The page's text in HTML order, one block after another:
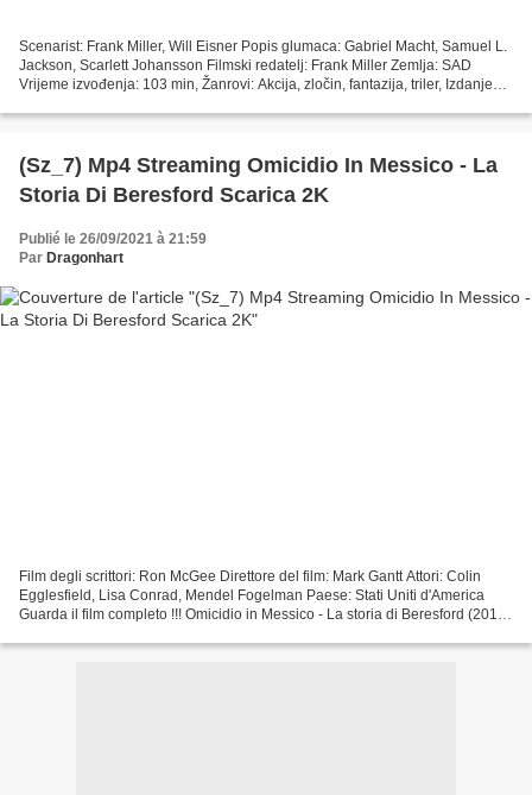
Scenarist: Frank Miller, Will Eisner Popis glumaca: Gabriel Macht, Samuel L.
Jackson, Scarlett Johansson Filmski redatelj: Frank Miller Zemlja: SAD
Vrijeme izvođenja: 103 min, Žanrovi: Akcija, zločin, fantazija, triler, Izdanje
(Sz_7) Mp4 Streaming Omicidio In Messico - La
Storia Di Beresford Scarica 2K
Publié le 26/09/2021 à 21:59
Par Dragonhart
Film degli scrittori: Ron McGee Direttore del film: Mark Gantt Attori: Colin
Egglesfield, Lisa Conrad, Mendel Fogelman Paese: Stati Uniti d'America
Guarda il film completo !!! Omicidio in Messico - La storia di Beresford (2015)